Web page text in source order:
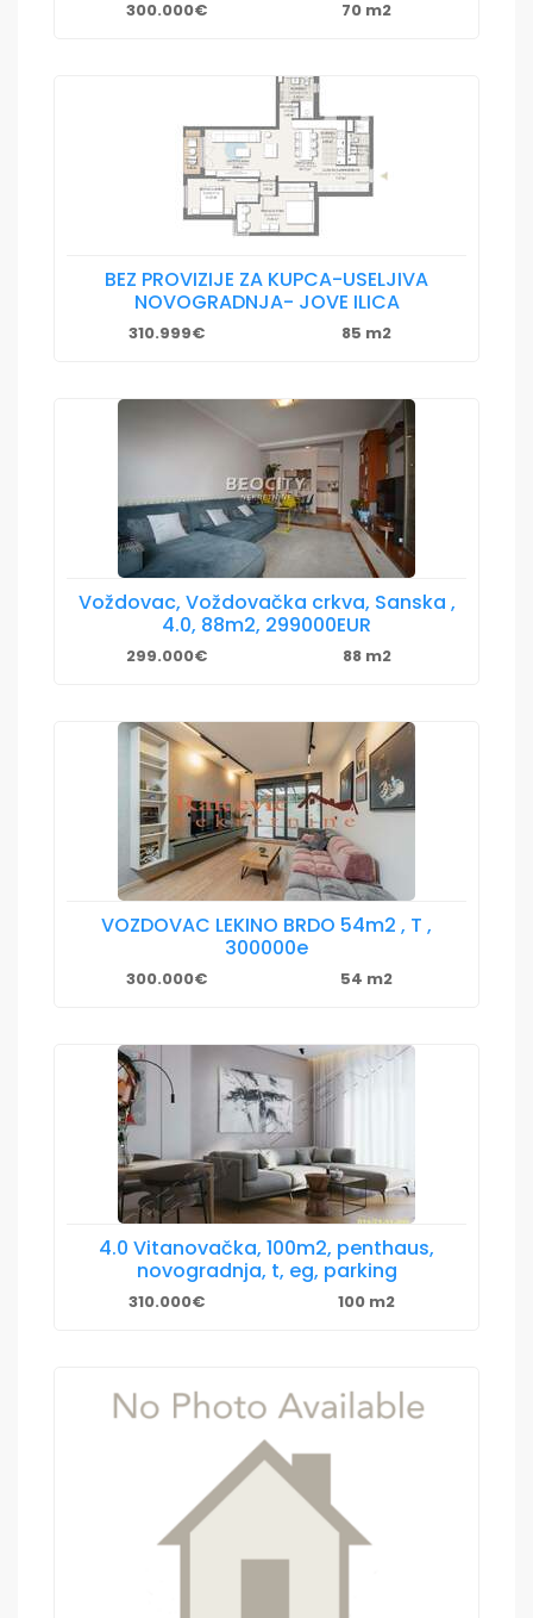
300.000€ 70 m2
BEZ PROVIZIJE ZA KUPCA-USELJIVA
NOVOGRADNJA- JOVE ILICA
310.999€ 85 m2
Voždovac, Voždovačka crkva, Sanska ,
4.0, 88m2, 299000EUR
299.000€ 88 m2
VOZDOVAC LEKINO BRDO 54m2 , T ,
300000e
300.000€ 54 m2
4.0 Vitanovačka, 100m2, penthaus,
novogradnja, t, eg, parking
310.000€ 100 m2